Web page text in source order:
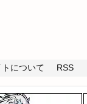
トについて RSS